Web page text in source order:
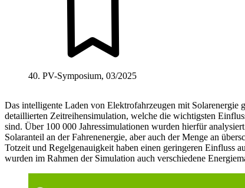
40. PV-Symposium, 03/2025
Das intelligente Laden von Elektrofahrzeugen mit Solarenergie
detaillierten Zeitreihensimulation, welche die wichtigsten
sind. Über 100 000 Jahressimulationen wurden hierfür
Solaranteil an der Fahrenenergie, aber auch der Menge an
Totzeit und Regelgenauigkeit haben einen geringeren Einfluss
wurden im Rahmen der Simulation auch verschiedene